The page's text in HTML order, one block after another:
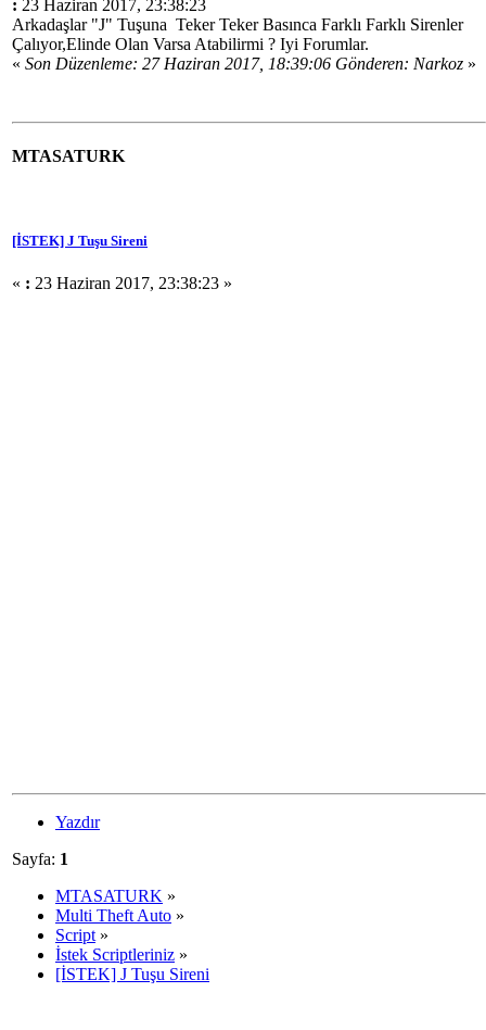
: 23 Haziran 2017, 23:38:23
Arkadaşlar "J" Tuşuna Teker Teker Basınca Farklı Farklı Sirenler
Çalıyor,Elinde Olan Varsa Atabilirmi ? Iyi Forumlar.
« Son Düzenleme: 27 Haziran 2017, 18:39:06 Gönderen: Narkoz »
MTASATURK
[İSTEK] J Tuşu Sireni
« : 23 Haziran 2017, 23:38:23 »
Yazdır
Sayfa: 1
MTASATURK »
Multi Theft Auto »
Script »
İstek Scriptleriniz »
[İSTEK] J Tuşu Sireni